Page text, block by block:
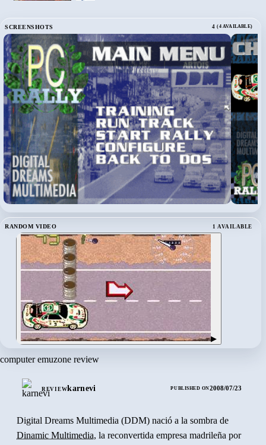
SCREENSHOTS 4 (4 AVAILABLE)
›
RANDOM VIDEO 1 AVAILABLE
▶
computer emuzone review
REVIEWkarnevi PUBLISHED ON2008/07/23
Digital Dreams Multimedia (DDM) nació a la sombra de
Dinamic Multimedia, la reconvertida empresa madrileña por